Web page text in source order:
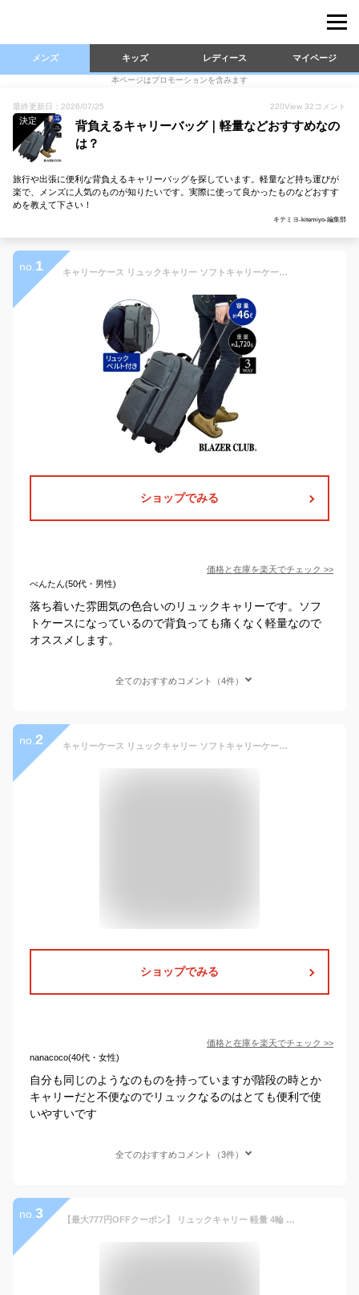
メンズ キッズ レディース マイページ
本ページはプロモーションを含みます
最終更新日：2026/07/25 220View 32 コメント
決定
背負えるキャリーバッグ｜軽量などおすすめなの
は？
旅行や出張に便利な背負えるキャリーバッグを探しています。軽量など持ち運びが
楽で、メンズに人気のものが知りたいです。実際に使って良かったものなどおすす
めを教えて下さい！
キテミヨ-kitemiyo-編集部
no. 1 キャリーケース リュックキャリー ソフトキャリーケース 大容量 軽量 軽い mサイズ m 3way キャリーバッグ メンズ レディース かわいい おしゃれ シンプル 旅行カバン キャンプ 旅行用 KBN15178
ショップでみる
価格と在庫を楽天でチェック >>
べんたん(50代・男性)
落ち着いた雰囲気の色合いのリュックキャリーです。ソフ
トケースになっているので背負っても痛くなく軽量なので
オススメします。
全てのおすすめコメント（4件）
no. 2 キャリーケース リュックキャリー ソフトキャリーケース 大容量 軽量 軽い mサイズ m 3way キャリーバッグ メンズ レディース かわいい おしゃれ シンプル 旅行カバン キャンプ 旅行用 KBN15178
ショップでみる
価格と在庫を楽天でチェック >>
nanacoco(40代・女性)
自分も同じのようなのものを持っていますが階段の時とか
キャリーだと不便なのでリュックなるのはとても便利で使
いやすいです
全てのおすすめコメント（3件）
no. 3 【最大777円OFFクーポン】 リュックキャリー 軽量 4輪 キャスター付き キャリーバッグ レディース 撥水 旅行 買い物 シニア ソフトキャリー 軽い 背負える リュックにもなる キャリーケース コインロッカー対応 キャスター取り外し 33L 1泊 2泊 レディース